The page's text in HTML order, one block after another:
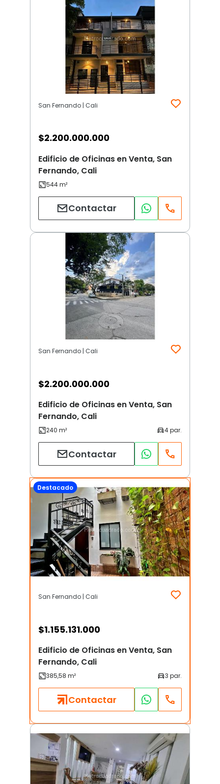
San Fernando | Cali
$2.200.000.000
Edificio de Oficinas en Venta, San
Fernando, Cali
Contactar
San Fernando | Cali
$2.200.000.000
Edificio de Oficinas en Venta, San
Fernando, Cali
Contactar
Destacado
San Fernando | Cali
$1.155.131.000
Edificio de Oficinas en Venta, San
Fernando, Cali
Contactar